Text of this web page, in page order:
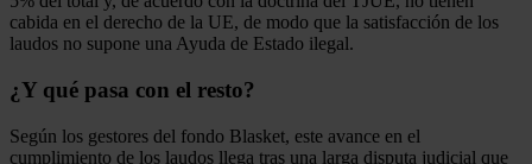
cabida en el derecho de la UE, de modo que la satisfacción de los
laudos no supone una Ayuda de Estado ilegal.
¿Y qué pasa con el resto?
Según los gestores del fondo Blasket, este avance en el
cumplimiento de los laudos llega tras una larga disputa judicial que